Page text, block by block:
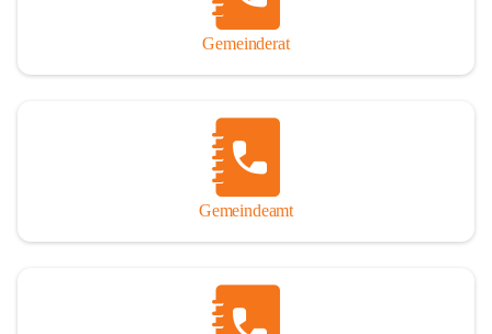
Gemeinderat
Gemeindeamt